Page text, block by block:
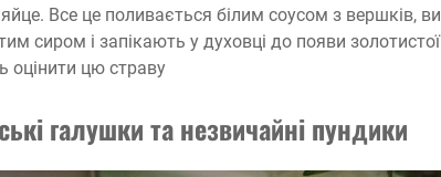
Все це поливається білим соусом з вершків,
сиром і запікають у духовці до появи
оцінити цю страву
галушки та незвичайні пундики